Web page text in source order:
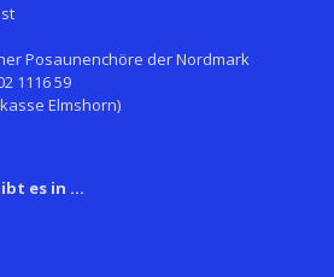
Posaunenchöre der Nordmark
1116 59
Elmshorn)
es in ...